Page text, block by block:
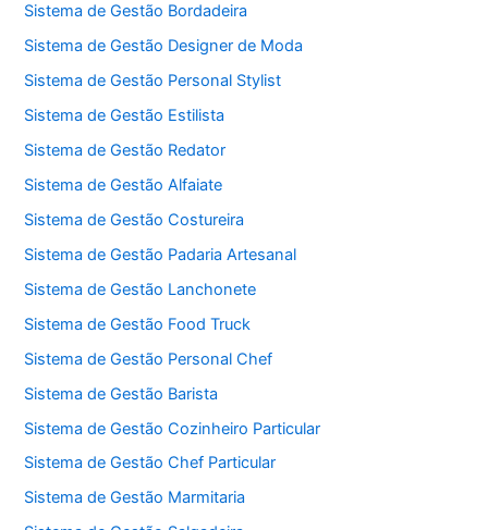
Sistema de Gestão Bordadeira
Sistema de Gestão Designer de Moda
Sistema de Gestão Personal Stylist
Sistema de Gestão Estilista
Sistema de Gestão Redator
Sistema de Gestão Alfaiate
Sistema de Gestão Costureira
Sistema de Gestão Padaria Artesanal
Sistema de Gestão Lanchonete
Sistema de Gestão Food Truck
Sistema de Gestão Personal Chef
Sistema de Gestão Barista
Sistema de Gestão Cozinheiro Particular
Sistema de Gestão Chef Particular
Sistema de Gestão Marmitaria